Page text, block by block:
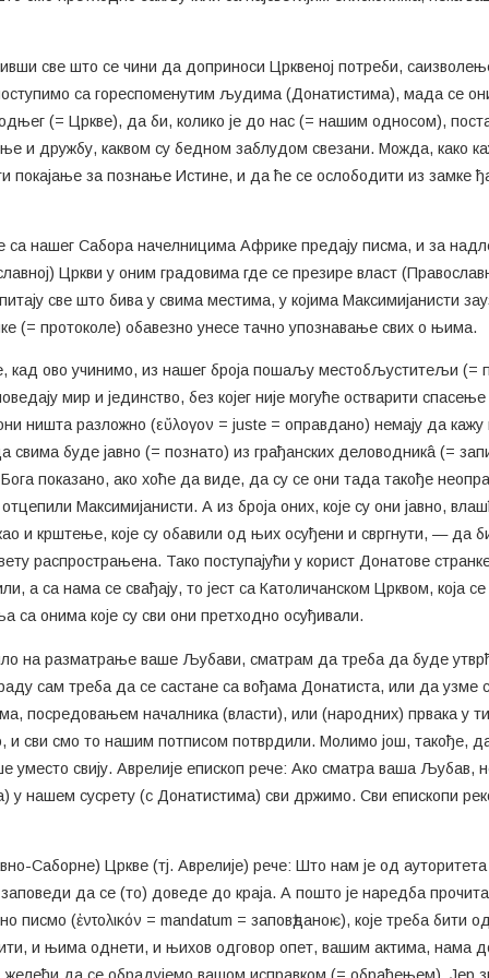
све што се чини да доприноси Црквеној потреби,
са гореспоменутим људима (Донатистима), мада се они
(= Цркве), да би, колико је до нас (= нашим односом),
и дружбу, каквом су бедном заблудом свезани. Можда, како
покајање за познање Истине, и да ће се ослободити из
са нашег Сабора начелницима Африке предају писма, и за
Цркви у оним градовима где се презире власт
све што бива у свима местима, у којима Максимијанисти
(= протоколе) обавезно унесе тачно упознавање свих о њима.
кад ово учинимо, из нашег броја пошаљу местобљуститељи (=
мир и јединство, без којег није могуће остварити
ништа разложно (εὔλoγoν = juste = оправдано) немају да
буде јавно (= познато) из грађанских деловодникâ (=
показано, ако хоће да виде, да су се они тада такође
Максимијанисти. А из броја оних, које су они јавно,
и крштење, које су обавили од њих осуђени и свргнути, — да
распрострањена. Тако поступајући у корист Донатове
а са нама се свађају, то јест са Католичанском Црквом, која
са онима које су сви они претходно осуђивали.
на разматрање ваше Љубави, сматрам да треба да буде
сам треба да се састане са вођама Донатиста, или да узме
посредовањем началника (власти), или (народних) првака у
и сви смо то нашим потписом потврдили. Молимо још, такође,
уместо свију. Аврелије епископ рече: Ако сматра ваша Љубав,
у нашем сусрету (с Донатистима) сви држимо. Сви епископи
Саборне) Цркве (тј. Аврелије) рече: Што нам је од
да се (то) доведе до краја. А пошто је наредба
писмо (ἐντολικόν = mandatum = заповѣданоѥ), које треба
и њима однети, и њихов одговор опет, вашим актима, нама